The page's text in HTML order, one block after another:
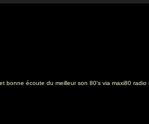
bonne écoute du meilleur son 80's via maxi80